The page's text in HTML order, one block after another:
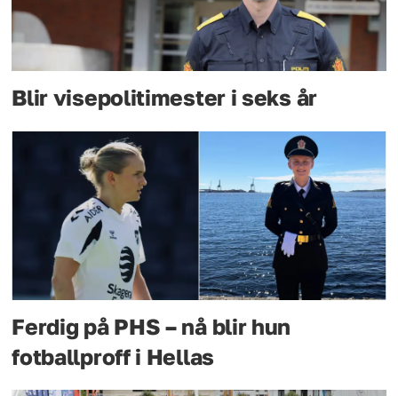
Blir visepolitimester i seks år
Ferdig på PHS – nå blir hun
fotballproff i Hellas